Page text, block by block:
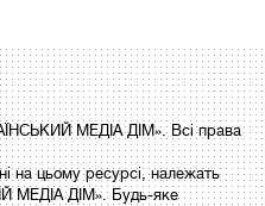
МЕДІА ДІМ». Всі права
на цьому ресурсі, належать
ДІМ». Будь-яке